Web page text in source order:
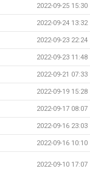
2022-09-25 15:30
2022-09-24 13:32
2022-09-23 22:24
2022-09-23 11:48
2022-09-21 07:33
2022-09-19 15:28
2022-09-17 08:07
2022-09-16 23:03
2022-09-16 10:10
2022-09-10 17:07